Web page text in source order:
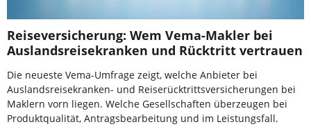
Reiseversicherung: Wem Vema-Makler bei
Auslandsreisekranken und Rücktritt vertrauen
Die neueste Vema-Umfrage zeigt, welche Anbieter bei
Auslandsreisekranken- und Reiserücktrittsversicherungen bei
Maklern vorn liegen. Welche Gesellschaften überzeugen bei
Produktqualität, Antragsbearbeitung und im Leistungsfall.